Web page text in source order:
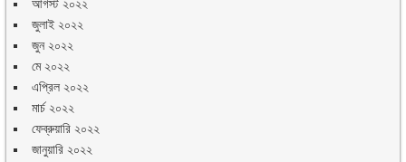
আগস্ট ২০২২
জুলাই ২০২২
জুন ২০২২
মে ২০২২
এপ্রিল ২০২২
মার্চ ২০২২
ফেব্রুয়ারি ২০২২
জানুয়ারি ২০২২